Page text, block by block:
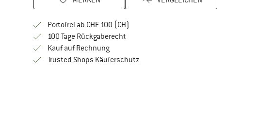
Portofrei ab CHF 100 (CH)
100 Tage RückgaberechtGehe hier zu den Rückgabe-Richtlinien
Kauf auf RechnungFinde die Zahlungs-Infos hier! Öffnet sich in
Trusted Shops KäuferschutzFinde alle Infos hier!